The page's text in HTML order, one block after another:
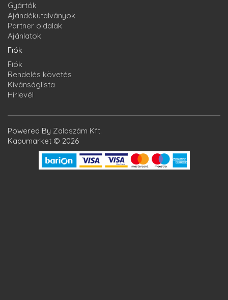
Gyártók
Ajándékutalványok
Partner oldalak
Ajánlatok
Fiók
Fiók
Rendelés követés
Kívánságlista
Hírlevél
Powered By Zalaszám Kft.
Kapumarket © 2026